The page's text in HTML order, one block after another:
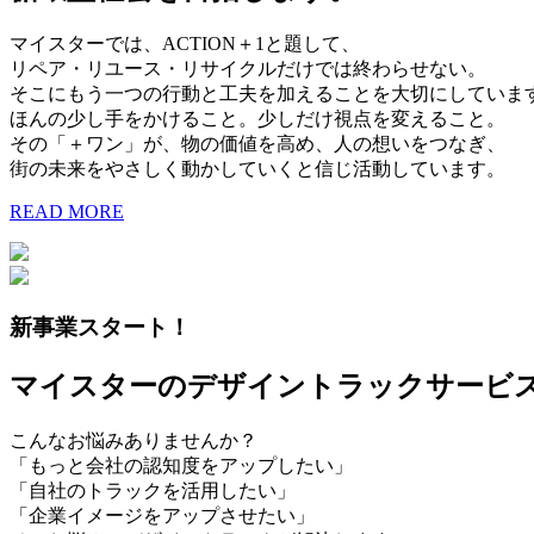
マイスターでは、ACTION＋1と題して、
リペア・リユース・リサイクルだけでは終わらせない。
そこにもう一つの行動と工夫を加えることを大切にしていま
ほんの少し手をかけること。少しだけ視点を変えること。
その「＋ワン」が、物の価値を高め、人の想いをつなぎ、
街の未来をやさしく動かしていくと信じ活動しています。
READ MORE
新事業スタート！
マイスターのデザイントラックサービ
こんなお悩みありませんか？
「もっと会社の認知度をアップしたい」
「自社のトラックを活用したい」
「企業イメージをアップさせたい」